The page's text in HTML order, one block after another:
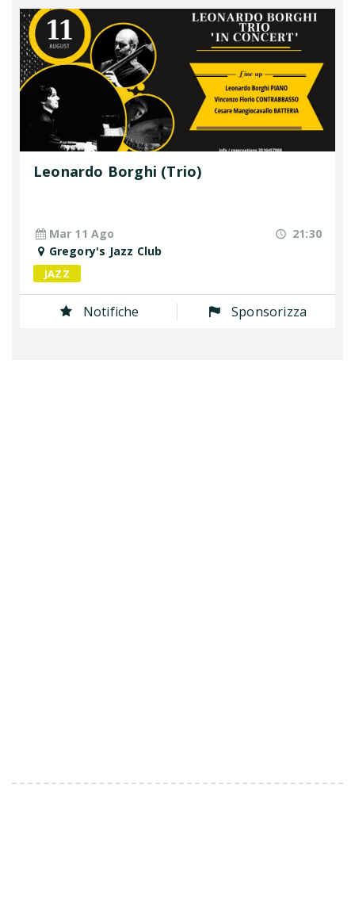
Leonardo Borghi (Trio)
Mar 11 Ago
21:30
Gregory's Jazz Club
JAZZ
Notifiche Sponsorizza